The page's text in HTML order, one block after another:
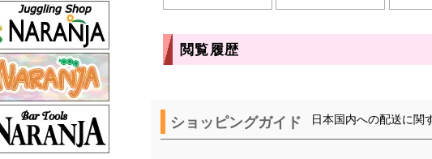
閲覧履歴
ショッピングガイド 日本国内への配送に関